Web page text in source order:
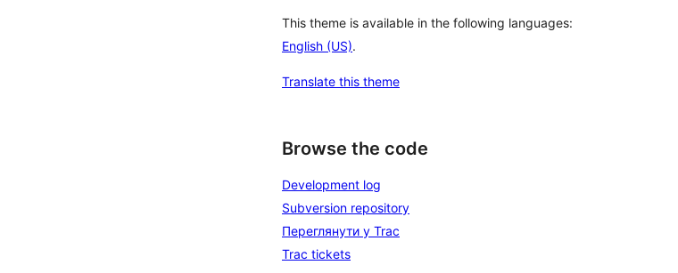
This theme is available in the following languages:
English (US).
Translate this theme
Browse the code
Development log
Subversion repository
Переглянути у Trac
Trac tickets